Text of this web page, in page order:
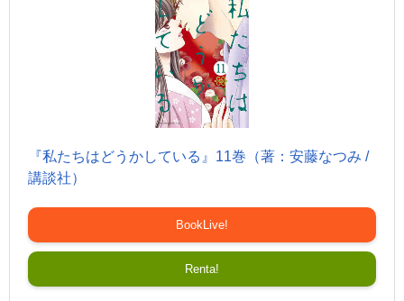
『私たちはどうかしている』11巻（著：安藤なつみ /
講談社）
BookLive!
Renta!